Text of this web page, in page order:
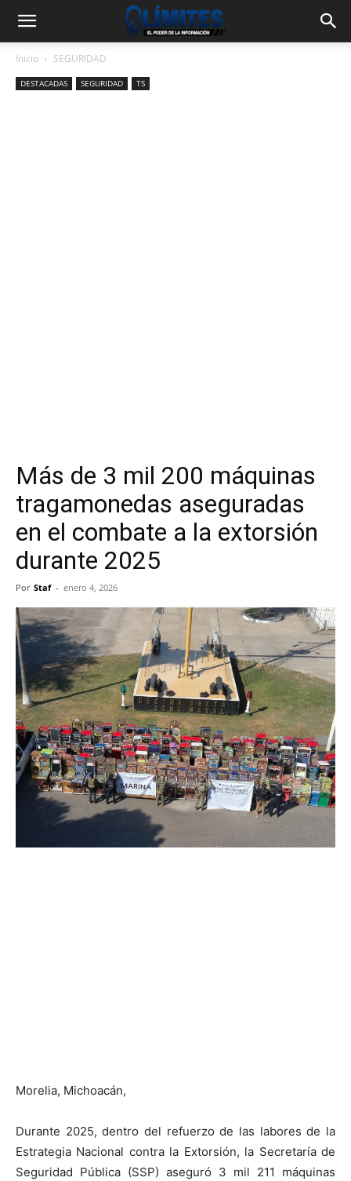
Inicio SEGURIDAD
DESTACADAS SEGURIDAD TS
Más de 3 mil 200 máquinas
tragamonedas aseguradas
en el combate a la extorsión
durante 2025
Por Staf - enero 4, 2026
Morelia, Michoacán,
Durante 2025, dentro del refuerzo de las labores de la
Estrategia Nacional contra la Extorsión, la Secretaría de
Seguridad Pública (SSP) aseguró 3 mil 211 máquinas